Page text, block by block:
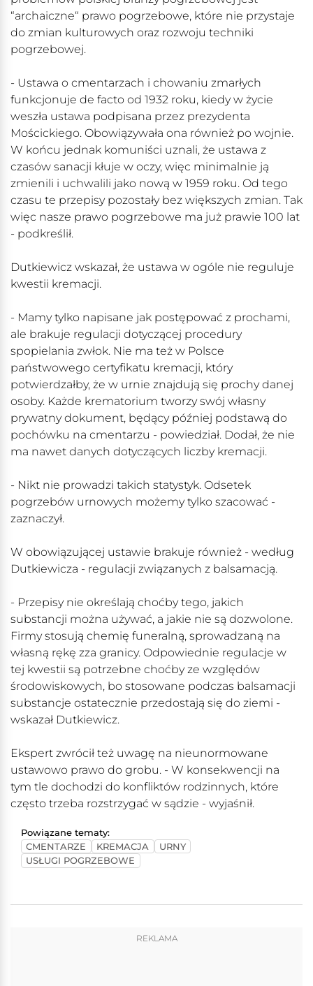
“archaiczne“ prawo pogrzebowe, które nie przystaje
do zmian kulturowych oraz rozwoju techniki
pogrzebowej.
- Ustawa o cmentarzach i chowaniu zmarłych
funkcjonuje de facto od 1932 roku, kiedy w życie
weszła ustawa podpisana przez prezydenta
Mościckiego. Obowiązywała ona również po wojnie.
W końcu jednak komuniści uznali, że ustawa z
czasów sanacji kłuje w oczy, więc minimalnie ją
zmienili i uchwalili jako nową w 1959 roku. Od tego
czasu te przepisy pozostały bez większych zmian. Tak
więc nasze prawo pogrzebowe ma już prawie 100 lat
- podkreślił.
Dutkiewicz wskazał, że ustawa w ogóle nie reguluje
kwestii kremacji.
- Mamy tylko napisane jak postępować z prochami,
ale brakuje regulacji dotyczącej procedury
spopielania zwłok. Nie ma też w Polsce
państwowego certyfikatu kremacji, który
potwierdzałby, że w urnie znajdują się prochy danej
osoby. Każde krematorium tworzy swój własny
prywatny dokument, będący później podstawą do
pochówku na cmentarzu - powiedział. Dodał, że nie
ma nawet danych dotyczących liczby kremacji.
- Nikt nie prowadzi takich statystyk. Odsetek
pogrzebów urnowych możemy tylko szacować -
zaznaczył.
W obowiązującej ustawie brakuje również - według
Dutkiewicza - regulacji związanych z balsamacją.
- Przepisy nie określają choćby tego, jakich
substancji można używać, a jakie nie są dozwolone.
Firmy stosują chemię funeralną, sprowadzaną na
własną rękę zza granicy. Odpowiednie regulacje w
tej kwestii są potrzebne choćby ze względów
środowiskowych, bo stosowane podczas balsamacji
substancje ostatecznie przedostają się do ziemi -
wskazał Dutkiewicz.
Ekspert zwrócił też uwagę na nieunormowane
ustawowo prawo do grobu. - W konsekwencji na
tym tle dochodzi do konfliktów rodzinnych, które
często trzeba rozstrzygać w sądzie - wyjaśnił.
Powiązane tematy:
CMENTARZE
KREMACJA
URNY
USŁUGI POGRZEBOWE
REKLAMA